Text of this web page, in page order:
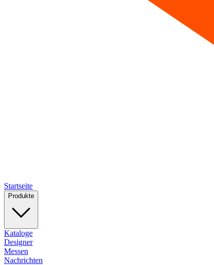
Startseite
Produkte
Kataloge
Designer
Messen
Nachrichten